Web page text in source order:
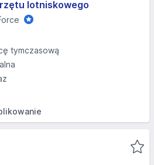
lotniskowego
tymczasową